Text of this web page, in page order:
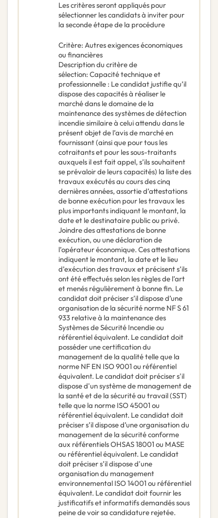
Les critères seront appliqués pour
sélectionner les candidats à inviter pour
la seconde étape de la procédure
Critère: Autres exigences économiques
ou financières
Description du critère de
sélection: Capacité technique et
professionnelle : Le candidat justifie qu’il
dispose des capacités à réaliser le
marché dans le domaine de la
maintenance des systèmes de détection
incendie similaire à celui attendu dans le
présent objet de l’avis de marché en
fournissant (ainsi que pour tous les
cotraitants et pour les sous-traitants
auxquels il est fait appel, s’ils souhaitent
se prévaloir de leurs capacités) la liste des
travaux exécutés au cours des cinq
dernières années, assortie d’attestations
de bonne exécution pour les travaux les
plus importants indiquant le montant, la
date et le destinataire public ou privé.
Joindre des attestations de bonne
exécution, ou une déclaration de
l’opérateur économique. Ces attestations
indiquent le montant, la date et le lieu
d’exécution des travaux et précisent s’ils
ont été effectués selon les règles de l’art
et menés régulièrement à bonne fin. Le
candidat doit préciser s’il dispose d’une
organisation de la sécurité norme NF S 61
933 relative à la maintenance des
Systèmes de Sécurité Incendie ou
référentiel équivalent. Le candidat doit
posséder une certification du
management de la qualité telle que la
norme NF EN ISO 9001 ou référentiel
équivalent. Le candidat doit préciser s'il
dispose d'un système de management de
la santé et de la sécurité au travail (SST)
telle que la norme ISO 45001 ou
référentiel équivalent. Le candidat doit
préciser s’il dispose d’une organisation du
management de la sécurité conforme
aux référentiels OHSAS 18001 ou MASE
ou référentiel équivalent. Le candidat
doit préciser s’il dispose d'une
organisation du management
environnemental ISO 14001 ou référentiel
équivalent. Le candidat doit fournir les
justificatifs et informatifs demandés sous
peine de voir sa candidature rejetée.